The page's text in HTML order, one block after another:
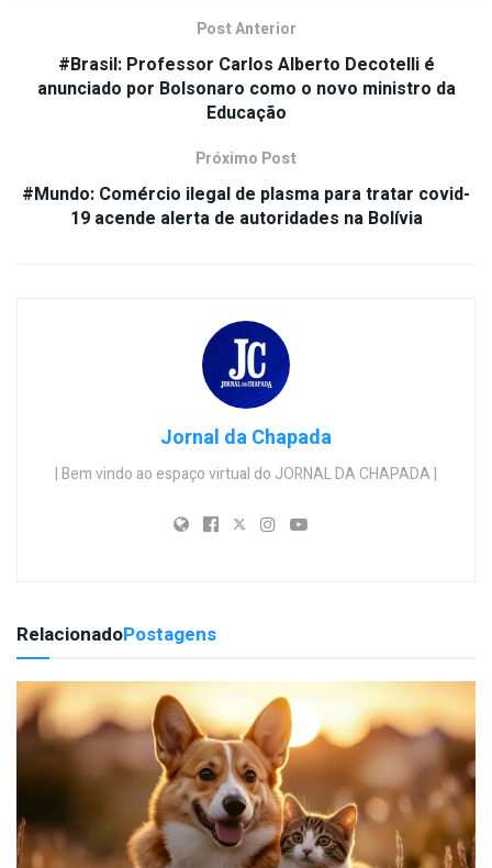
Post Anterior
#Brasil: Professor Carlos Alberto Decotelli é
anunciado por Bolsonaro como o novo ministro da
Educação
Próximo Post
#Mundo: Comércio ilegal de plasma para tratar covid-
19 acende alerta de autoridades na Bolívia
Jornal da Chapada
| Bem vindo ao espaço virtual do JORNAL DA CHAPADA |
RelacionadoPostagens